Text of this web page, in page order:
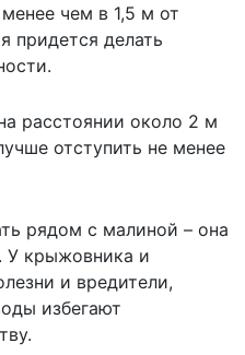
чем в 1,5 м от
придется делать
расстоянии около 2 м
отступить не менее
рядом с малиной – она
У крыжовника и
и вредители,
избегают